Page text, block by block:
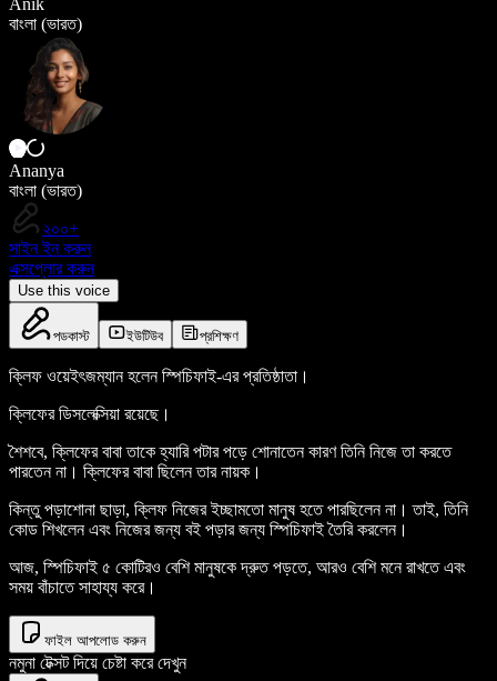
Anik
বাংলা (ভারত)
Ananya
বাংলা (ভারত)
২০০+
সাইন ইন করুন
এক্সপ্লোর করুন
Use this voice
পডকাস্ট ইউটিউব প্রশিক্ষণ
ক্লিফ ওয়েইৎজম্যান হলেন স্পিচিফাই-এর প্রতিষ্ঠাতা।
ক্লিফের ডিসলেক্সিয়া রয়েছে।
শৈশবে, ক্লিফের বাবা তাকে হ্যারি পটার পড়ে শোনাতেন কারণ তিনি নিজে তা করতে
পারতেন না। ক্লিফের বাবা ছিলেন তার নায়ক।
কিন্তু পড়াশোনা ছাড়া, ক্লিফ নিজের ইচ্ছামতো মানুষ হতে পারছিলেন না। তাই, তিনি
কোড শিখলেন এবং নিজের জন্য বই পড়ার জন্য স্পিচিফাই তৈরি করলেন।
আজ, স্পিচিফাই ৫ কোটিরও বেশি মানুষকে দ্রুত পড়তে, আরও বেশি মনে রাখতে এবং
সময় বাঁচাতে সাহায্য করে।
ফাইল আপলোড করুন
নমুনা টেক্সট দিয়ে চেষ্টা করে দেখুন